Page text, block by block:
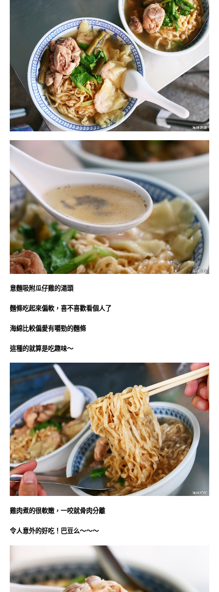
意麵吸附瓜仔雞的湯頭
麵條吃起來偏軟，喜不喜歡看個人了
海綿比較偏愛有嚼勁的麵條
這種的就算是吃趣味～
雞肉煮的很軟嫩，一咬就骨肉分離
令人意外的好吃！巴豆么～～～